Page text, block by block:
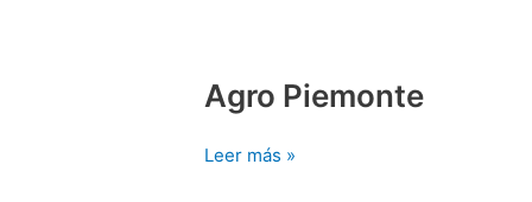
Agro Piemonte
Agro
Piemonte
Leer más »